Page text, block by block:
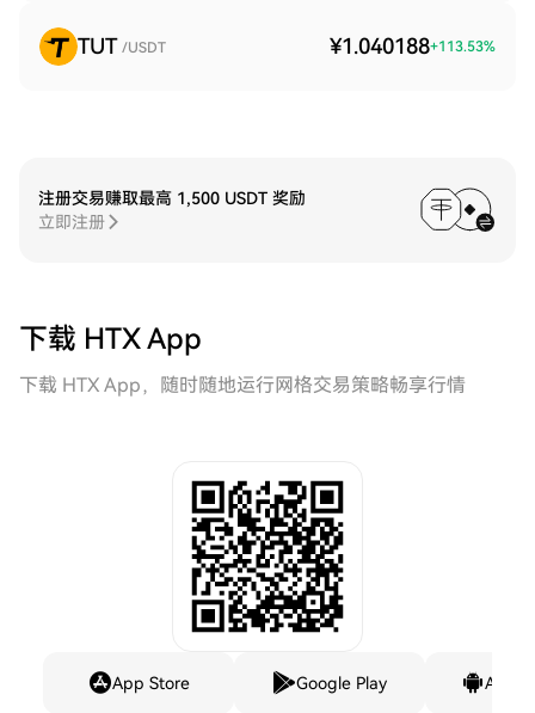
TUT /USDT ¥1.040188+113.53%
注册交易赚取最高 1,500 USDT 奖励
立即注册
下载 HTX App
下载 HTX App，随时随地运行网格交易策略畅享行情
App Store Google Play